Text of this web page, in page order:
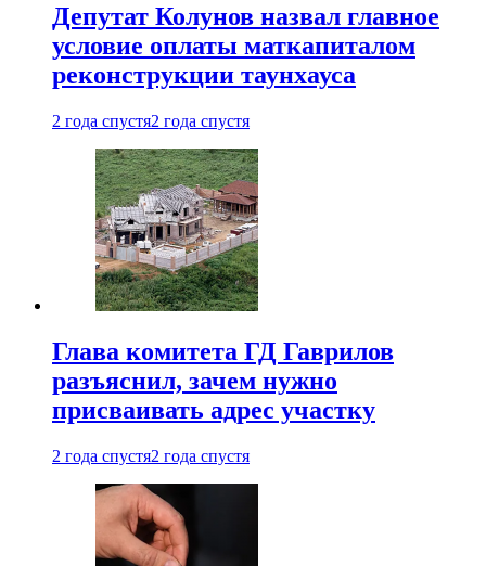
Депутат Колунов назвал главное
условие оплаты маткапиталом
реконструкции таунхауса
2 года спустя2 года спустя
Глава комитета ГД Гаврилов
разъяснил, зачем нужно
присваивать адрес участку
2 года спустя2 года спустя